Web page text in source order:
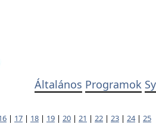
Általános Programok
| 17 | 18 | 19 | 20 | 21 | 22 | 23 | 24| 25